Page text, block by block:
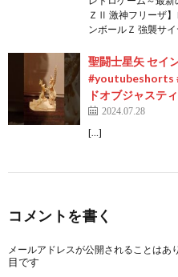
ＺⅡ 激神フリーザ
ンボールＺ 強襲サ
聖闘士星矢 セイ
#youtubeshorts
ドオブジャステ
2024.07.28
[…]
コメントを書く
メールアドレスが公開されることはあ
目です